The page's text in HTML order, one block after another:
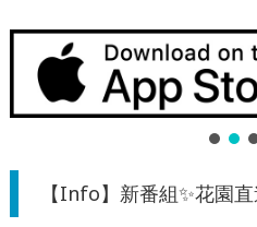
【Info】新番組✨花園